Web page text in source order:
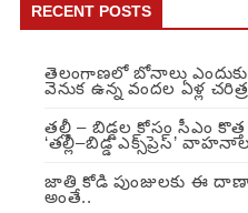
RECENT POSTS
తెలంగాణలో బోనాలు ఎందుకు
వెనుక ఉన్న వందల ఏళ్ల
తల్లీ – బిడ్డల కోసం సీఎం
‘తల్లీ–బిడ్డ ఎక్స్‌ప్రెస్’
జాతి కోడి పుంజులకు ఈ దాణా
అంతే..